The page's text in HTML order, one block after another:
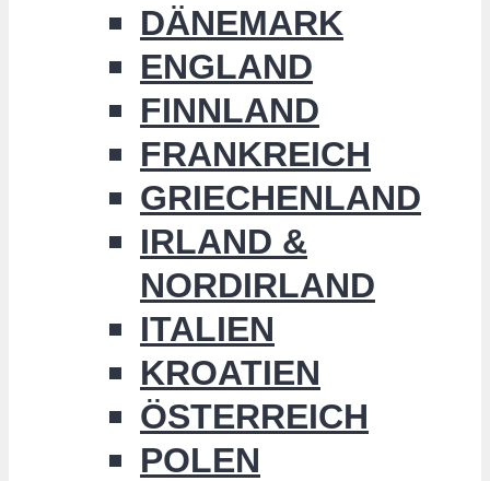
DÄNEMARK
ENGLAND
FINNLAND
FRANKREICH
GRIECHENLAND
IRLAND &
NORDIRLAND
ITALIEN
KROATIEN
ÖSTERREICH
POLEN